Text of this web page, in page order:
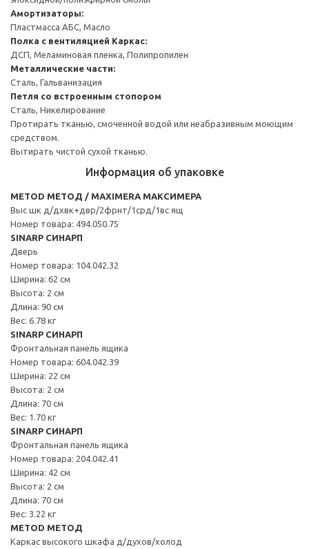
Амортизаторы:
Пластмасса АБС, Масло
Полка с вентиляцией Каркас:
ДСП, Меламиновая пленка, Полипропилен
Металлические части:
Сталь, Гальванизация
Петля со встроенным стопором
Сталь, Никелирование
Протирать тканью, смоченной водой или неабразивным моющим
средством.
Вытирать чистой сухой тканью.
Информация об упаковке
METOD МЕТОД / MAXIMERA МАКСИМЕРА
Выс шк д/дхвк+двр/2фрнт/1срд/1вс ящ
Номер товара: 494.050.75
SINARP СИНАРП
Дверь
Номер товара: 104.042.32
Ширина: 62 см
Высота: 2 см
Длина: 90 см
Вес: 6.78 кг
SINARP СИНАРП
Фронтальная панель ящика
Номер товара: 604.042.39
Ширина: 22 см
Высота: 2 см
Длина: 70 см
Вес: 1.70 кг
SINARP СИНАРП
Фронтальная панель ящика
Номер товара: 204.042.41
Ширина: 42 см
Высота: 2 см
Длина: 70 см
Вес: 3.22 кг
METOD МЕТОД
Каркас высокого шкафа д/духов/холод